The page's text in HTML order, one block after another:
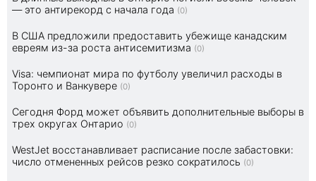
— это антирекорд с начала года (0)
В США предложили предоставить убежище канадским
евреям из-за роста антисемитизма (0)
Visa: чемпионат мира по футболу увеличил расходы в
Торонто и Ванкувере (0)
Сегодня Форд может объявить дополнительные выборы в
трех округах Онтарио (0)
WestJet восстанавливает расписание после забастовки:
число отмененных рейсов резко сократилось (0)